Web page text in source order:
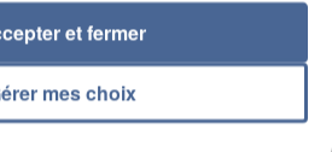
SUPPOSÉS DE LA DZ
EN ALGÉRIE
mes choix
et fermer